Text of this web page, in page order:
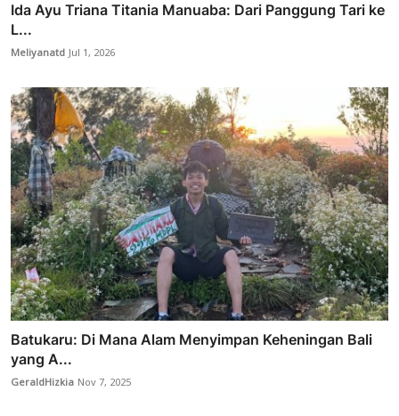
Ida Ayu Triana Titania Manuaba: Dari Panggung Tari ke
L...
MeliyanatdJul 1, 2026
Batukaru: Di Mana Alam Menyimpan Keheningan Bali
yang A...
GeraldHizkia Nov 7, 2025